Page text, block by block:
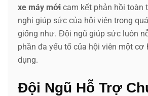
xe máy mới cam kết phản hồi toàn
nghị giúp sức của hội viên trong
giống như. Đội ngũ giúp sức luôn
phần đa yếu tố của hội viên một cơ
dụng.
Đội Ngũ Hỗ Trợ